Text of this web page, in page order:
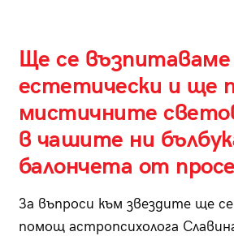
Ще се възпитаваме
естетически и ще
мистичните
в чашите ни
балончета от
За въпроси към звездите ще
помощ астропсихологa